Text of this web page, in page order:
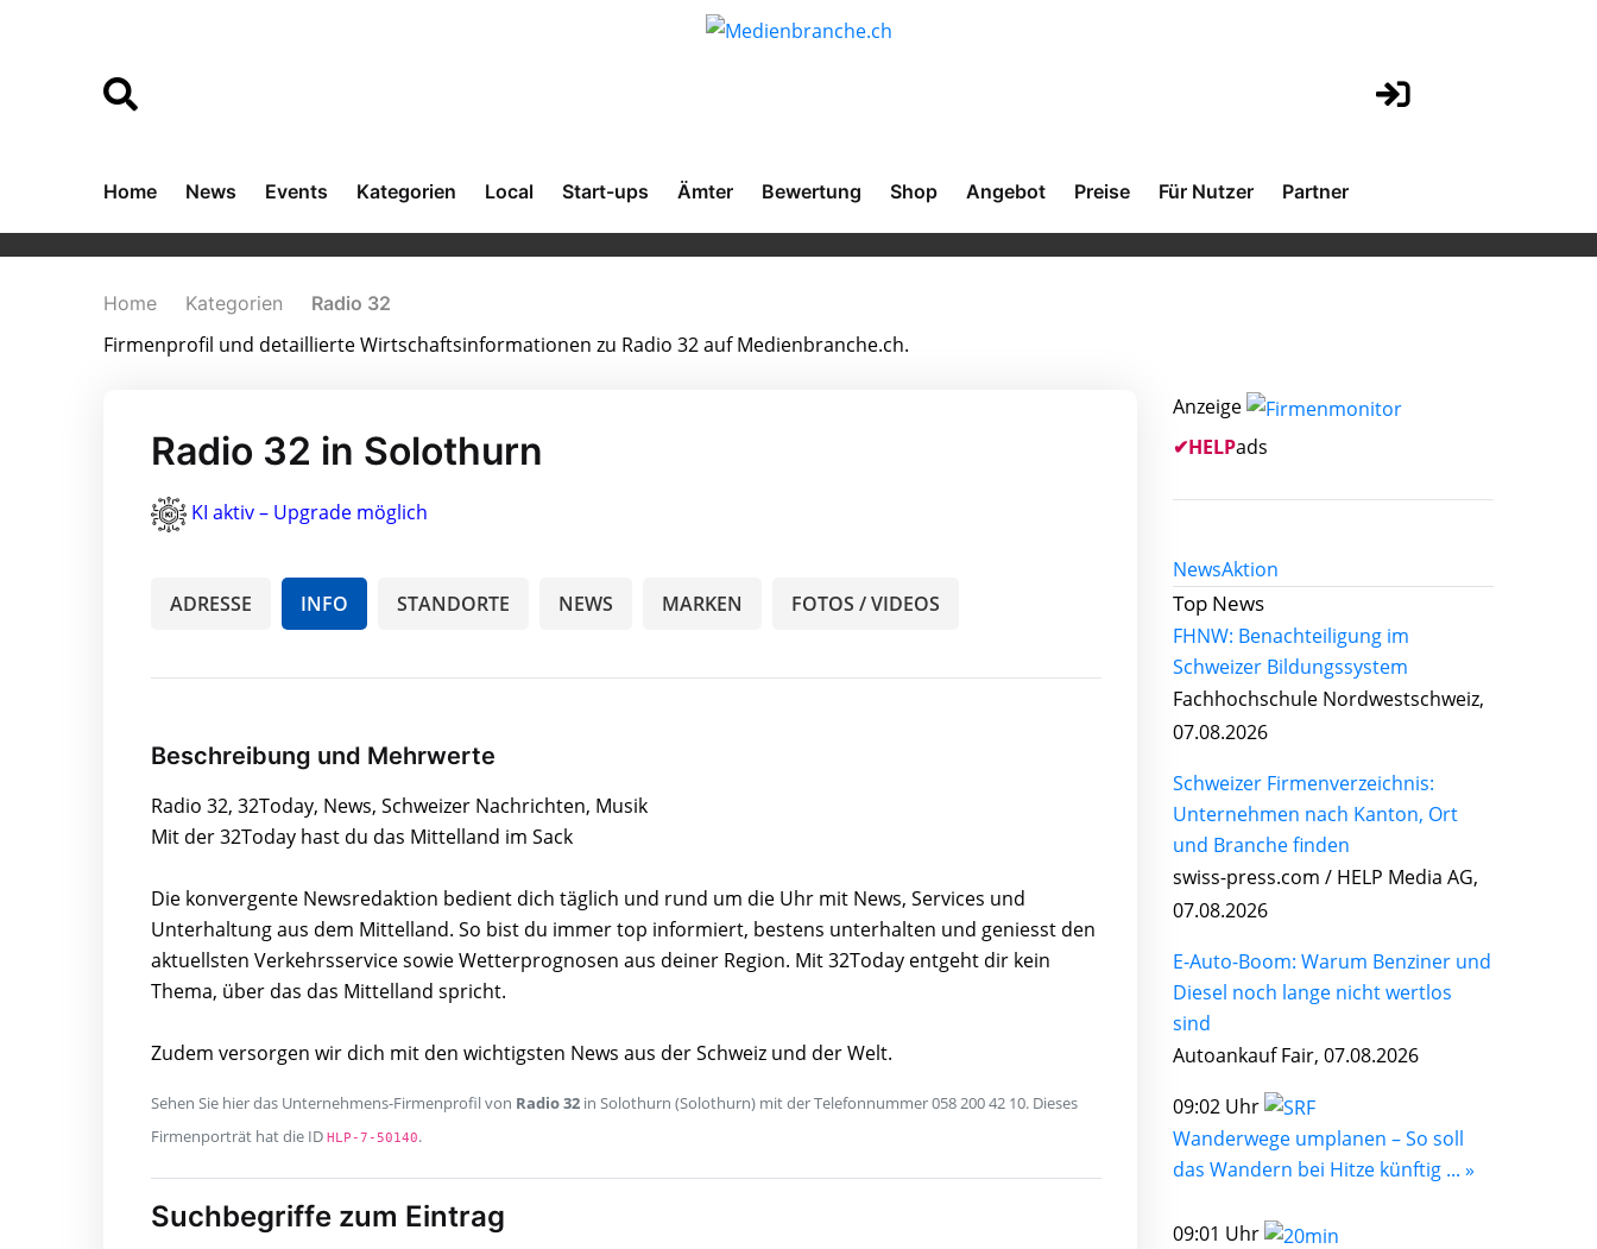
Home News Events Kategorien Local Start-ups Ämter Bewertung Shop Angebot Preise Für Nutzer Partner
Home Kategorien Radio 32
Firmenprofil und detaillierte Wirtschaftsinformationen zu Radio 32 auf Medienbranche.ch.
Radio 32 in Solothurn
KI aktiv – Upgrade möglich
ADRESSE INFO STANDORTE NEWS MARKEN FOTOS / VIDEOS
Beschreibung und Mehrwerte
Radio 32, 32Today, News, Schweizer Nachrichten, Musik
Mit der 32Today hast du das Mittelland im Sack
Die konvergente Newsredaktion bedient dich täglich und rund um die Uhr mit News, Services und
Unterhaltung aus dem Mittelland. So bist du immer top informiert, bestens unterhalten und geniesst den
aktuellsten Verkehrsservice sowie Wetterprognosen aus deiner Region. Mit 32Today entgeht dir kein
Thema, über das das Mittelland spricht.
Zudem versorgen wir dich mit den wichtigsten News aus der Schweiz und der Welt.
Sehen Sie hier das Unternehmens-Firmenprofil von Radio 32 in Solothurn (Solothurn) mit der Telefonnummer 058 200 42 10. Dieses
Firmenporträt hat die ID HLP-7-50140.
Suchbegriffe zum Eintrag
Anzeige
✔HELPads
NewsAktion
Top News
FHNW: Benachteiligung im
Schweizer Bildungssystem
Fachhochschule Nordwestschweiz,
07.08.2026
Schweizer Firmenverzeichnis:
Unternehmen nach Kanton, Ort
und Branche finden
swiss-press.com / HELP Media AG,
07.08.2026
E-Auto-Boom: Warum Benziner und
Diesel noch lange nicht wertlos
sind
Autoankauf Fair, 07.08.2026
09:02 Uhr
Wanderwege umplanen – So soll
das Wandern bei Hitze künftig ... »
09:01 Uhr